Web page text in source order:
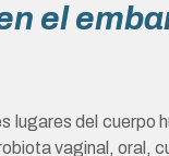
el
lugares del
vaginal, oral,